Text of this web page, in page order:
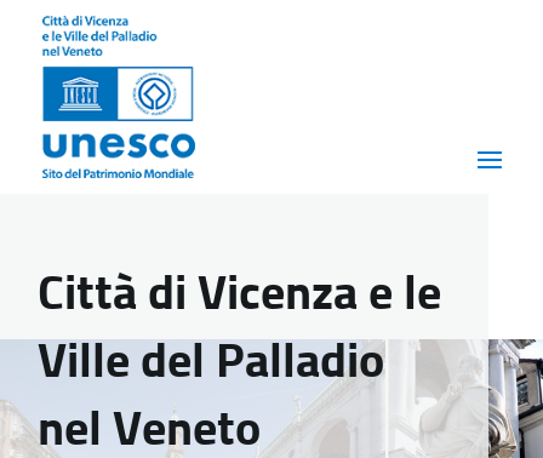
Città di Vicenza e le
Ville del Palladio
nel Veneto